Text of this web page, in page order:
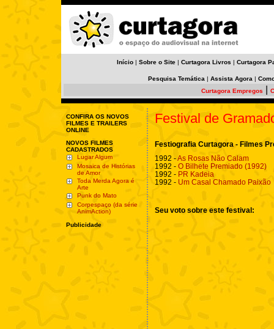
Início | Sobre o Site | Curtagora Livros | Curtagora
Pesquisa Temática | Assista Agora |
Curtagora Empregos
CONFIRA OS NOVOS
FILMES E TRAILERS
ONLINE
NOVOS FILMES
CADASTRADOS
Lugar Algum
Mosaica de Histórias
de Amor
Toda Merda Agora é
Arte
Punk do Mato
Corpespaço (da série
AnimAction)
Publicidade
Festival de
Festiografia Curtagora - Filmes
1992 -As Rosas Não Calam
1992 - O Bilhete Premiado (1992)
1992 - PR Kadeia
1992 - Um Casal Chamado Paixão
Seu voto sobre este festival: